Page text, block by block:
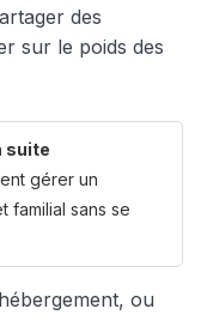
des
sur le poids des
suite
gérer un
familial sans se
ou